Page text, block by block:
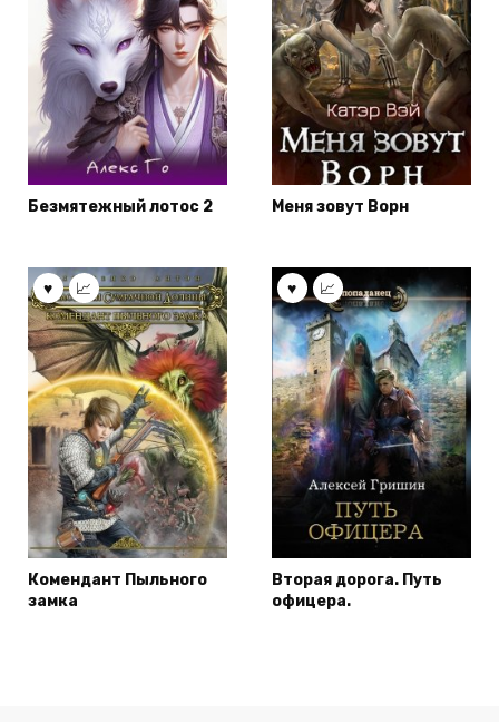
Безмятежный лотос 2 Меня зовут Ворн
Комендант Пыльного
замка
Вторая дорога. Путь
офицера.